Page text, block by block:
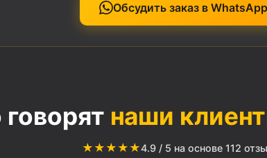
Обсудить заказ в WhatsApp
наши
★★★★★4.9 / 5 на основе 112